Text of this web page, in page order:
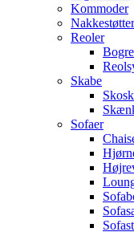
Kommoder
Nakkestøtter
Reoler
Skabe
Sofaer